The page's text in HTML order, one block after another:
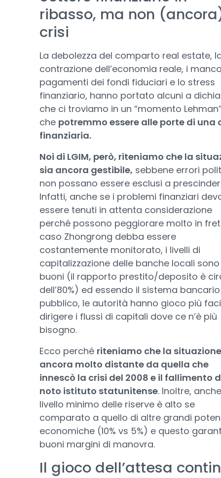
ribasso, ma non
crisi
La debolezza del comparto real estate,
contrazione dell’economia reale, i
pagamenti dei fondi fiduciari e lo stress
finanziario, hanno portato alcuni a
che ci troviamo in un “momento
che potremmo essere alle porte di una
finanziaria.
Noi di LGIM, però, riteniamo che la
sia ancora gestibile, sebbene errori
non possano essere esclusi a
Infatti, anche se i problemi finanziari
essere tenuti in attenta considerazione
perché possono peggiorare molto in
caso Zhongrong debba essere
costantemente monitorato, i livelli di
capitalizzazione delle banche locali sono
buoni (il rapporto prestito/deposito è
dell’80%) ed essendo il sistema bancario
pubblico, le autorità hanno gioco più
dirigere i flussi di capitali dove ce n’è più
bisogno.
Ecco perché riteniamo che la
ancora molto distante da quella che
innescò la crisi del 2008 e il fallimento
noto istituto statunitense. Inoltre,
livello minimo delle riserve è alto se
comparato a quello di altre grandi
economiche (10% vs 5%) e questo
buoni margini di manovra.
Il gioco dell’attesa